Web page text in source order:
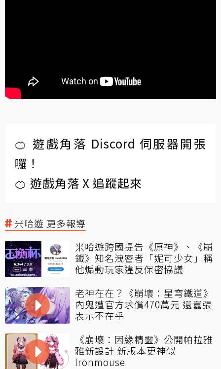
🍊 遊戲角落 Discord 伺服器開張
囉！
🍊 遊戲角落 X 追蹤起來
米哈遊 更多報導
米哈遊跨國提告《原神》、《崩
鐵》知名洩密者「妮可少女」稱
他煽動玩家違反保密協議
老神在在？《崩壞：星穹鐵道》
內鬼遭官方求償470萬元 還囂張
表示不在乎
《崩壞：因緣精靈》公開帕拉雅
雅新設計 新版本更神似
Ironmouse